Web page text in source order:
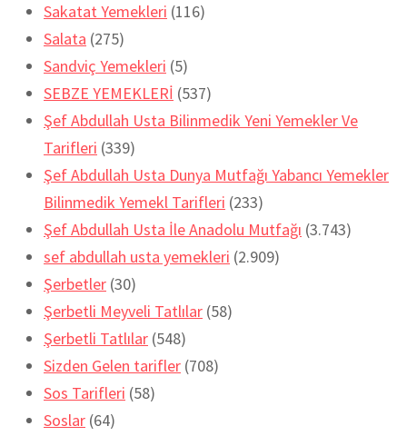
Sakatat Yemekleri (116)
Salata (275)
Sandviç Yemekleri (5)
SEBZE YEMEKLERİ (537)
Şef Abdullah Usta Bilinmedik Yeni Yemekler Ve
Tarifleri (339)
Şef Abdullah Usta Dunya Mutfağı Yabancı Yemekler
Bilinmedik Yemekl Tarifleri (233)
Şef Abdullah Usta İle Anadolu Mutfağı (3.743)
sef abdullah usta yemekleri (2.909)
Şerbetler (30)
Şerbetli Meyveli Tatlılar (58)
Şerbetli Tatlılar (548)
Sizden Gelen tarifler (708)
Sos Tarifleri (58)
Soslar (64)